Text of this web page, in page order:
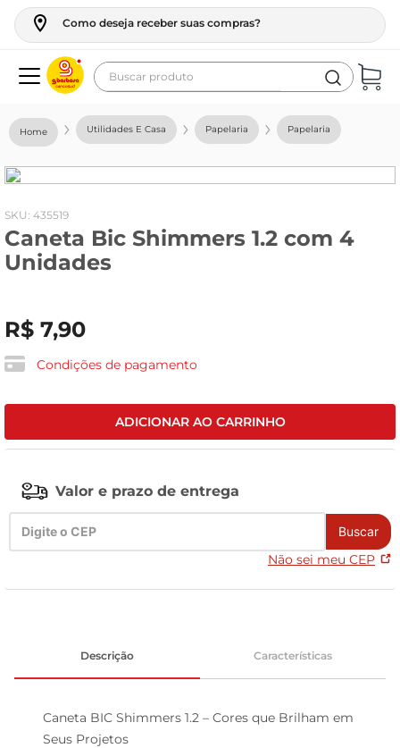
Como deseja receber suas compras?
Buscar produto
Utilidades E Casa Papelaria Papelaria
: 435519
Caneta Bic Shimmers 1.2 com 4
Unidades
R$ 7,90
Condições de pagamento
ADICIONAR AO CARRINHO
Valor e prazo de entrega
Buscar
Não sei meu CEP
Descrição Características
Caneta BIC Shimmers 1.2 – Cores que Brilham em
Seus Projetos
geladeira
fogao
café
cerveja
vinho
leite